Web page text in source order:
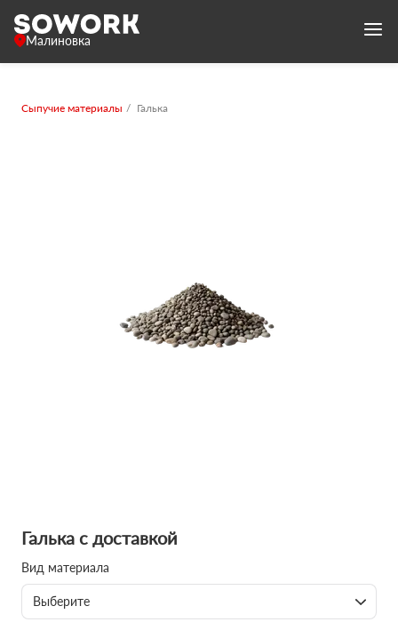
Малиновка
Сыпучие материалы Галька
Галька с доставкой
Вид материала
Выберите